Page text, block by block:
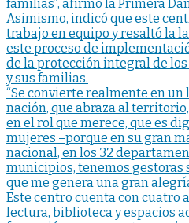
familias”, afirmó la Primera
Asimismo, indicó que este
trabajo en equipo y resaltó la
este proceso de
de la protección integral de
y sus familias.
“Se convierte realmente en un
nación, que abraza al
en el rol que merece, que es
mujeres –porque en su gran
nacional, en los 32
municipios, tenemos gestoras
que me genera una gran
Este centro cuenta con cuatro
lectura, biblioteca y espacios